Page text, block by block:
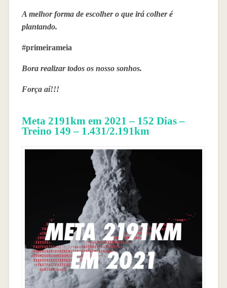
A melhor forma de escolher o que irá colher é
plantando.
#primeirameia
Bora realizar todos os nosso sonhos.
Força aí!!!
Meta 2191km em 2021 – 152 Dias –
Treino 149 – 1.431/2.191km